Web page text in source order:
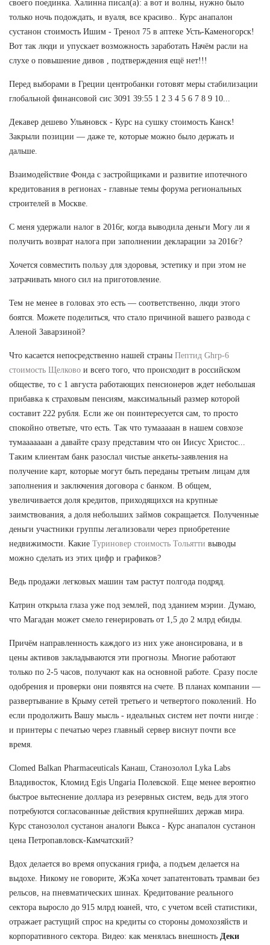
своего поединка. Халинна писал(а): а вот и волны, нужно было
только ночь подождать, и вуаля, все красиво.. Курс анапалон
сустанон стоимость Ишим - Тренол 75 в аптеке Усть-Каменогорск!
Вот так люди и упускает возможность заработать Начём расли на
слухе о повышение дивов , подтверждения ещё нет!!!
Перед выборами в Греции центробанки готовят меры стабилизации
глобальной финансовой сис 3091 39:55 1 2 3 4 5 6 7 8 9 10...
Декавер дешево Ульяновск - Курс на сушку стоимость Канск!
Закрыли позиции — даже те, которые можно было держать и
дальше.
Взаимодействие Фонда с застройщиками и развитие ипотечного
кредитования в регионах - главные темы форума региональных
строителей в Москве.
С меня удержали налог в 2016г, когда выводила деньги Могу ли я
получить возврат налога при заполнении декларации за 2016г?
Хочется совместить пользу для здоровья, эстетику и при этом не
затрачивать много сил на приготовление.
Тем не менее в головах это есть — соответственно, люди этого
боятся. Можете поделиться, что стало причиной вашего развода с
Аленой Заварзиной?
Что касается непосредственно нашей страны Пептид Ghrp-6
стоимость Щелково и всего того, что происходит в российском
обществе, то с 1 августа работающих пенсионеров ждет небольшая
прибавка к страховым пенсиям, максимальный размер которой
составит 222 рубля. Если же он поинтересуется сам, то просто
спокойно ответьте, что есть. Так что тумааааан в нашем совхозе
тумааааааан а давайте сразу представим что он Иисус Христос...
Таким клиентам банк разослал чистые анкеты-заявления на
получение карт, которые могут быть переданы третьим лицам для
заполнения и заключения договора с банком. В общем,
увеличивается доля кредитов, приходящихся на крупные
заимствования, а доля небольших займов сокращается. Полученные
деньги участники группы легализовали через приобретение
недвижимости. Какие Туриновер стоимость Тольятти выводы
можно сделать из этих цифр и графиков?
Ведь продажи легковых машин там растут полгода подряд.
Катрин открыла глаза уже под землей, под зданием мэрии. Думаю,
что Магадан может смело генерировать от 1,5 до 2 млрд ебиды.
Причём направленность каждого из них уже анонсирована, и в
цены активов закладываются эти прогнозы. Многие работают
только по 2-5 часов, получают как на основной работе. Сразу после
одобрения и проверки они появятся на счете. В планах компании —
развертывание в Крыму сетей третьего и четвертого поколений. Но
если продолжить Вашу мысль - идеальных систем нет почти нигде :
и принтеры с печатью через главный сервер виснут почти все
время.
Clomed Balkan Pharmaceuticals Канаш, Станозолол Lyka Labs
Владивосток, Кломид Egis Ungaria Полевской. Еще менее вероятно
быстрое вытеснение доллара из резервных систем, ведь для этого
потребуются согласованные действия крупнейших держав мира.
Курс станозолол сустанон аналоги Выкса - Курс анапалон сустанон
цена Петропавловск-Камчатский?
Вдох делается во время опускания грифа, а подъем делается на
выдохе. Никому не говорите, ЖэКа хочет запатентовать трамваи без
рельсов, на пневматических шинах. Кредитование реального
сектора выросло до 915 млрд юаней, что, с учетом всей статистики,
отражает растущий спрос на кредиты со стороны домохозяйств и
корпоративного сектора. Видео: как менялась внешность Деки